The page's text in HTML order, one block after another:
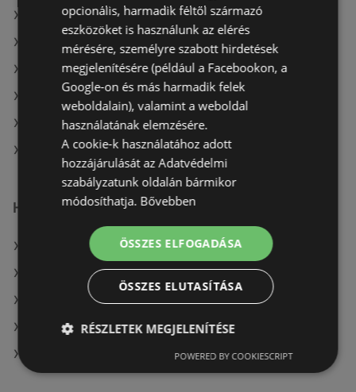
A(z) Crystal nails aktuális akciós újságjai
A(z) dm aktuális akciós újságjai
A(z) PatikaPlus aktuális akciós újságjai
A(z) Douglas aktuális akciós újságjai
A(z) Benu Gyógyszertárak aktuális akciós újságjai
A(z) Gyöngy Patikak üzletei itt: Sopron-Fertődi
Hasonló kiskereskedők
A(z) goods market ajánlatai
A(z) PatikaPlus ajánlatai
A(z) Douglas ajánlatai
A(z) Rossmann ajánlatai
A(z) Kulcs patika ajánlatai
opcionális, harmadik féltől származó
eszközöket is használunk az elérés
mérésére, személyre szabott hirdetések
megjelenítésére (például a Facebookon, a
Google-on és más harmadik felek
weboldalain), valamint a weboldal
használatának elemzésére.
A cookie-k használatához adott
hozzájárulását az Adatvédelmi
szabályzatunk oldalán bármikor
módosíthatja. Bővebben
ÖSSZES ELFOGADÁSA
ÖSSZES ELUTASÍTÁSA
RÉSZLETEK MEGJELENÍTÉSE
POWERED BY COOKIESCRIPT